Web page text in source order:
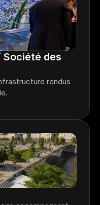
Société des
rendus